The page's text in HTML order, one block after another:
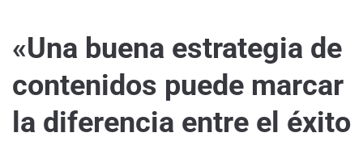
«Una buena estrategia de
contenidos puede marcar
la diferencia entre el éxito